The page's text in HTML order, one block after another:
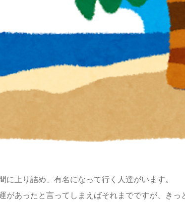
に上り詰め、有名になって行く人達がいます。
があったと言ってしまえばそれまでですが、きっ